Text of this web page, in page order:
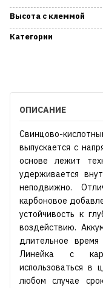
Высота с клеммой
Категории
ОПИСАНИЕ
Свинцово-
выпускается с
основе лежит
удерживается
неподвижно.
карбоновое
устойчивость к
воздействию.
длительное время
Линейка с
использоваться в
любом случае